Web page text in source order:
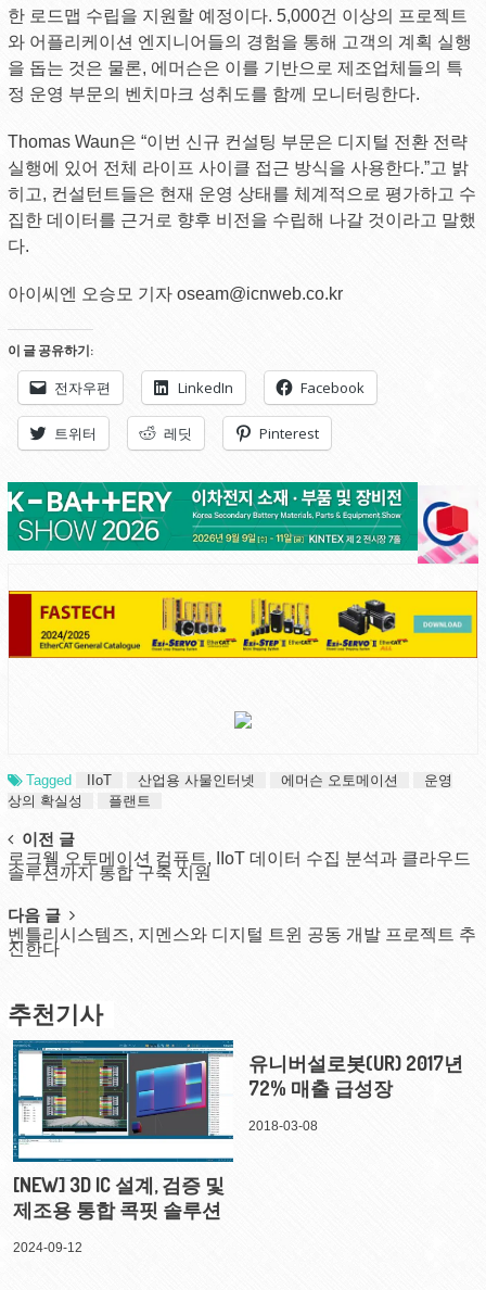
한 로드맵 수립을 지원할 예정이다. 5,000건 이상의 프로젝트
와 어플리케이션 엔지니어들의 경험을 통해 고객의 계획 실행
을 돕는 것은 물론, 에머슨은 이를 기반으로 제조업체들의 특
정 운영 부문의 벤치마크 성취도를 함께 모니터링한다.
Thomas Waun은 “이번 신규 컨설팅 부문은 디지털 전환 전략
실행에 있어 전체 라이프 사이클 접근 방식을 사용한다.”고 밝
히고, 컨설턴트들은 현재 운영 상태를 체계적으로 평가하고 수
집한 데이터를 근거로 향후 비전을 수립해 나갈 것이라고 말했
다.
아이씨엔 오승모 기자 oseam@icnweb.co.kr
이 글 공유하기:
전자우편 LinkedIn Facebook
트위터 레딧 Pinterest
Tagged IIoT 산업용 사물인터넷 에머슨 오토메이션
운영
상의 확실성
플랜트
Post
navigation
이전 글
로크웰 오토메이션 컴퓨트, IIoT 데이터 수집 분석과 클라우드
솔루션까지 통합 구축 지원
다음 글
벤틀리시스템즈, 지멘스와 디지털 트윈 공동 개발 프로젝트 추
진한다
추천기사
[NEW] 3D IC 설계, 검증 및
제조용 통합 콕핏 솔루션
2024-09-12
유니버설로봇(UR) 2017년
72% 매출 급성장
2018-03-08